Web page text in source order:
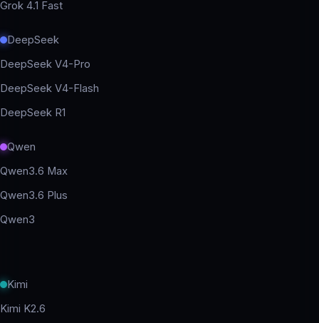
Grok 4.1 Fast
DeepSeek
DeepSeek V4-Pro
DeepSeek V4-Flash
DeepSeek R1
Qwen
Qwen3.6 Max
Qwen3.6 Plus
Qwen3
Kimi
Kimi K2.6